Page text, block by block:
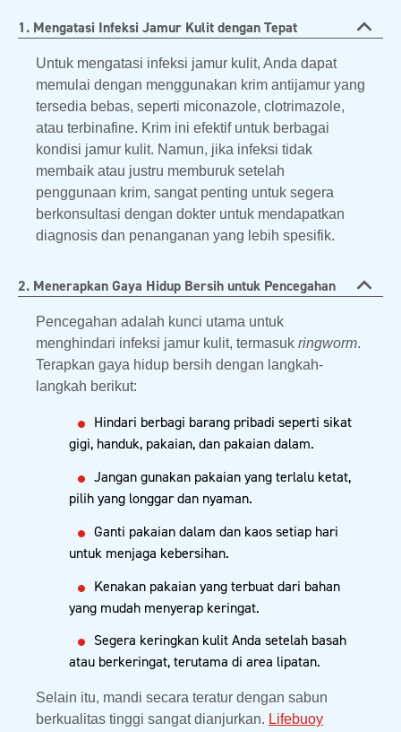
1. Mengatasi Infeksi Jamur Kulit dengan Tepat
Untuk mengatasi infeksi jamur kulit, Anda dapat
memulai dengan menggunakan krim antijamur yang
tersedia bebas, seperti miconazole, clotrimazole,
atau terbinafine. Krim ini efektif untuk berbagai
kondisi jamur kulit. Namun, jika infeksi tidak
membaik atau justru memburuk setelah
penggunaan krim, sangat penting untuk segera
berkonsultasi dengan dokter untuk mendapatkan
diagnosis dan penanganan yang lebih spesifik.
2. Menerapkan Gaya Hidup Bersih untuk Pencegahan
Pencegahan adalah kunci utama untuk
menghindari infeksi jamur kulit, termasuk ringworm.
Terapkan gaya hidup bersih dengan langkah-
langkah berikut:
Hindari berbagi barang pribadi seperti sikat
gigi, handuk, pakaian, dan pakaian dalam.
Jangan gunakan pakaian yang terlalu ketat,
pilih yang longgar dan nyaman.
Ganti pakaian dalam dan kaos setiap hari
untuk menjaga kebersihan.
Kenakan pakaian yang terbuat dari bahan
yang mudah menyerap keringat.
Segera keringkan kulit Anda setelah basah
atau berkeringat, terutama di area lipatan.
Selain itu, mandi secara teratur dengan sabun
berkualitas tinggi sangat dianjurkan. Lifebuoy